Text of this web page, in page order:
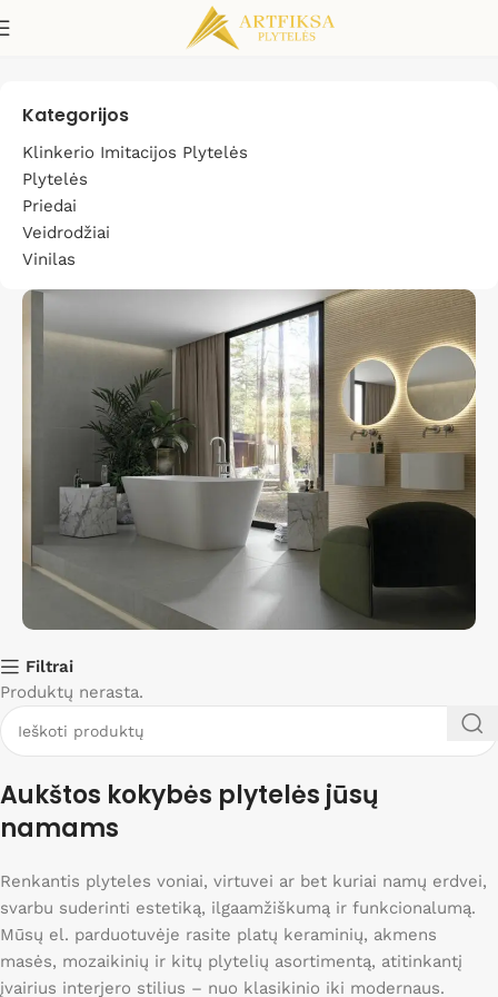
170x88x80
Kategorijos
Klinkerio Imitacijos Plytelės
Plytelės
Priedai
Veidrodžiai
Vinilas
Išpardavimas
Nuolaidos iki 40%
Filtrai
Produktų nerasta.
Aukštos kokybės plytelės jūsų
namams
Renkantis plyteles voniai, virtuvei ar bet kuriai namų erdvei,
svarbu suderinti estetiką, ilgaamžiškumą ir funkcionalumą.
Mūsų el. parduotuvėje rasite platų keraminių, akmens
masės, mozaikinių ir kitų plytelių asortimentą, atitinkantį
įvairius interjero stilius – nuo klasikinio iki modernaus.